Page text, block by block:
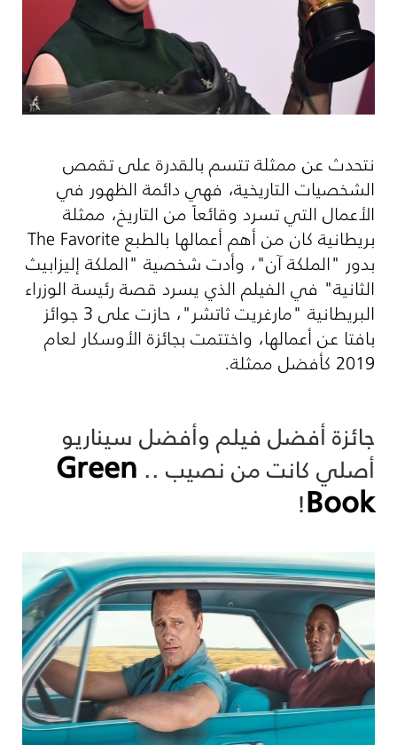
نتحدث عن ممثلة تتسم بالقدرة على تقمص
الشخصيات التاريخية، فهي دائمة الظهور في
الأعمال التي تسرد وقائعاً من التاريخ، ممثلة
بريطانية كان من أهم أعمالها بالطبعThe Favorite
بدور "الملكة آن"، وأدت شخصية "الملكة إليزابيث
الثانية" في الفيلم الذي يسرد قصة رئيسة الوزراء
البريطانية "مارغريت ثاتشر"، حازت على 3 جوائز
بافتا عن أعمالها، واختتمت بجائزة الأوسكار لعام
2019 كأفضل ممثلة.
جائزة أفضل فيلم وأفضل سيناريو
أصلي كانت من نصيب .. Green
Book
!